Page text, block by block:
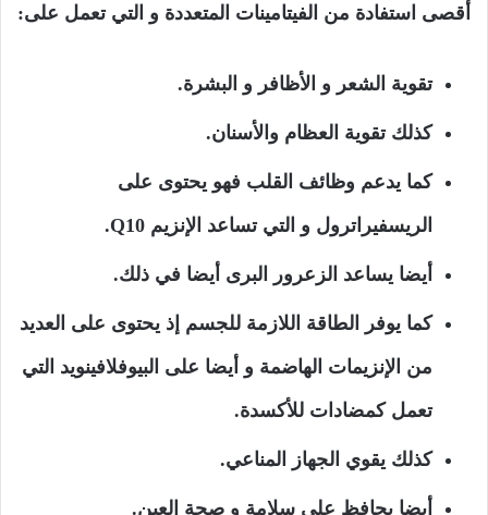
أقصى استفادة من الفيتامينات المتعددة و التي تعمل على:
تقوية الشعر و الأظافر و البشرة.
كذلك تقوية العظام والأسنان.
كما يدعم وظائف القلب فهو يحتوى على
الريسفيراترول و التي تساعد الإنزيم Q10.
أيضا يساعد الزعرور البرى أيضا في ذلك.
كما يوفر الطاقة اللازمة للجسم إذ يحتوى على العديد
من الإنزيمات الهاضمة و أيضا على البيوفلافينويد التي
تعمل كمضادات للأكسدة.
كذلك يقوي الجهاز المناعي.
أيضا يحافظ على سلامة و صحة العين.